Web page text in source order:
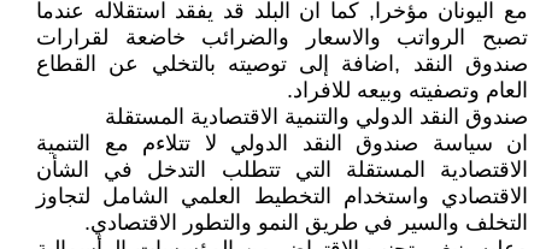
مع اليونان مؤخرا, كما ان البلد قد يفقد استقلاله عندما
تصبح الرواتب والاسعار والضرائب خاضعة لقرارات
صندوق النقد ,اضافة إلى توصيته بالتخلي عن القطاع
العام وتصفيته وبيعه للافراد.
صندوق النقد الدولي والتنمية الاقتصادية المستقلة
ان سياسة صندوق النقد الدولي لا تتلاءم مع التنمية
الاقتصادية المستقلة التي تتطلب التدخل في الشأن
الاقتصادي واستخدام التخطيط العلمي الشامل لتجاوز
التخلف والسير في طريق النمو والتطور الاقتصادي.